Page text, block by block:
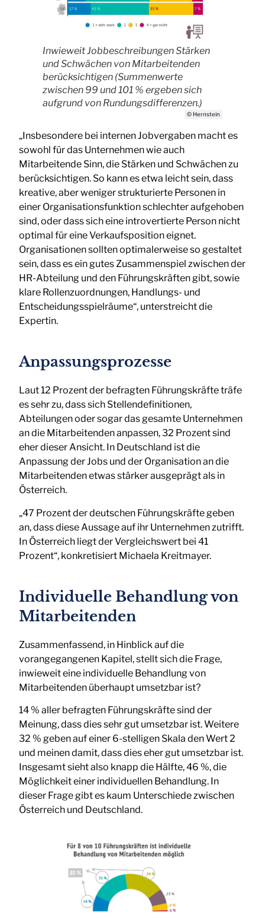
Inwieweit Jobbeschreibungen Stärken
und Schwächen von Mitarbeitenden
berücksichtigen (Summenwerte
zwischen 99 und 101 % ergeben sich
aufgrund von Rundungsdifferenzen.)
© Hernstein
„Insbesondere bei internen Jobvergaben macht es
sowohl für das Unternehmen wie auch
Mitarbeitende Sinn, die Stärken und Schwächen zu
berücksichtigen. So kann es etwa leicht sein, dass
kreative, aber weniger strukturierte Personen in
einer Organisationsfunktion schlechter aufgehoben
sind, oder dass sich eine introvertierte Person nicht
optimal für eine Verkaufsposition eignet.
Organisationen sollten optimalerweise so gestaltet
sein, dass es ein gutes Zusammenspiel zwischen der
HR-Abteilung und den Führungskräften gibt, sowie
klare Rollenzuordnungen, Handlungs- und
Entscheidungsspielräume“, unterstreicht die
Expertin.
Anpassungsprozesse
Laut 12 Prozent der befragten Führungskräfte träfe
es sehr zu, dass sich Stellendefinitionen,
Abteilungen oder sogar das gesamte Unternehmen
an die Mitarbeitenden anpassen, 32 Prozent sind
eher dieser Ansicht. In Deutschland ist die
Anpassung der Jobs und der Organisation an die
Mitarbeitenden etwas stärker ausgeprägt als in
Österreich.
„47 Prozent der deutschen Führungskräfte geben
an, dass diese Aussage auf ihr Unternehmen zutrifft.
In Österreich liegt der Vergleichswert bei 41
Prozent“, konkretisiert Michaela Kreitmayer.
Individuelle Behandlung von
Mitarbeitenden
Zusammenfassend, in Hinblick auf die
vorangegangenen Kapitel, stellt sich die Frage,
inwieweit eine individuelle Behandlung von
Mitarbeitenden überhaupt umsetzbar ist?
14 % aller befragten Führungskräfte sind der
Meinung, dass dies sehr gut umsetzbar ist. Weitere
32 % geben auf einer 6-stelligen Skala den Wert 2
und meinen damit, dass dies eher gut umsetzbar ist.
Insgesamt sieht also knapp die Hälfte, 46 %, die
Möglichkeit einer individuellen Behandlung. In
dieser Frage gibt es kaum Unterschiede zwischen
Österreich und Deutschland.